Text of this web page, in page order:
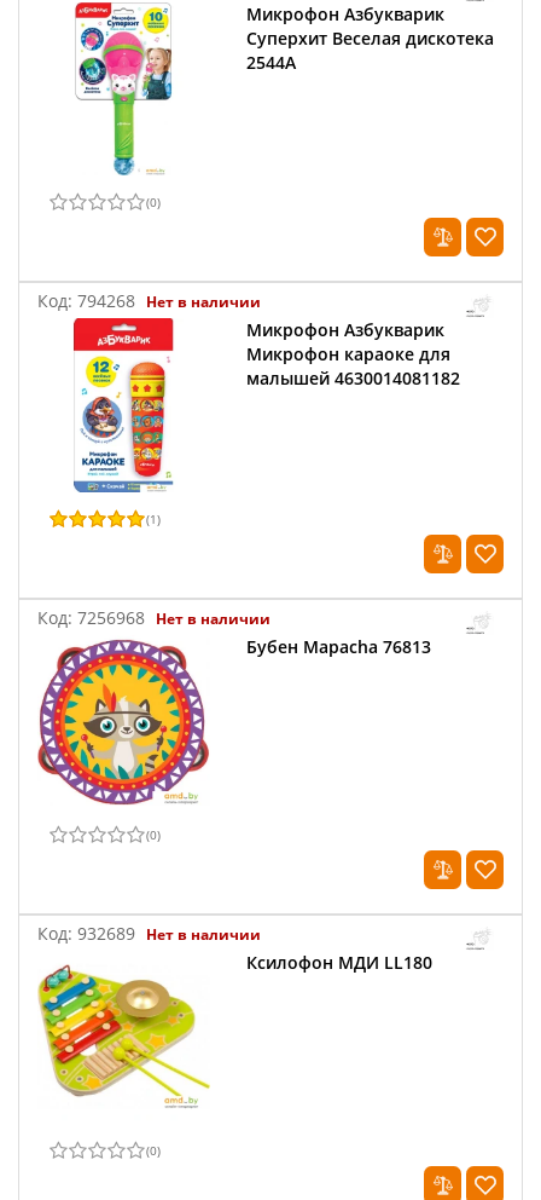
Микрофон Азбукварик
Суперхит Веселая дискотека
2544А
(0)
Код: 794268 Нет в наличии
Микрофон Азбукварик
Микрофон караоке для
малышей 4630014081182
(1)
Код: 7256968 Нет в наличии
Бубен Mapacha 76813
(0)
Код: 932689 Нет в наличии
Ксилофон МДИ LL180
(0)